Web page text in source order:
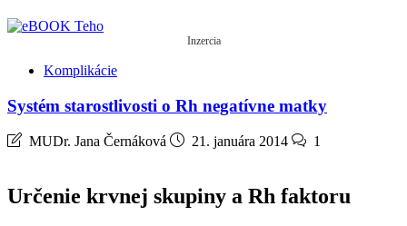
Inzercia
Komplikácie
Systém starostlivosti o Rh negatívne matky
MUDr. Jana Černáková 21. januára 2014 1
Určenie krvnej skupiny a Rh faktoru